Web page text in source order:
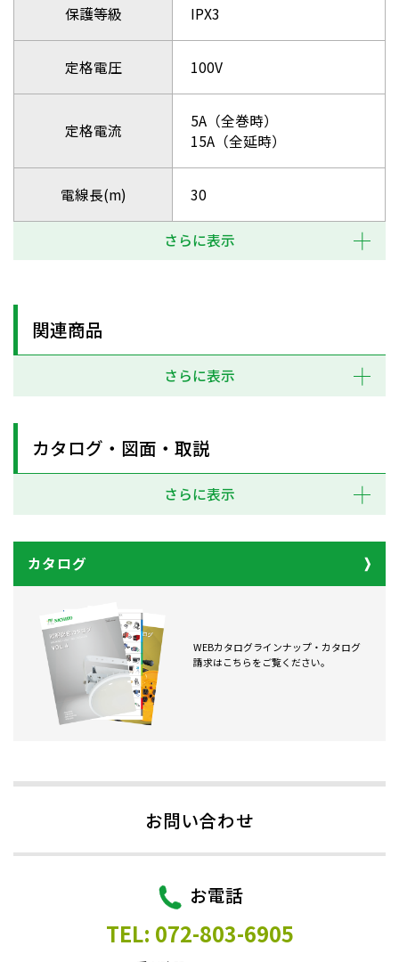
保護等級 IPX3
定格電圧 100V
定格電流
5A（全巻時）
15A（全延時）
電線長(m) 30
さらに表示
関連商品
さらに表示
カタログ・図面・取説
さらに表示
カタログ
WEBカタログラインナップ・カタログ
請求はこちらをご覧ください。
お問い合わせ
お電話
TEL: 072-803-6905